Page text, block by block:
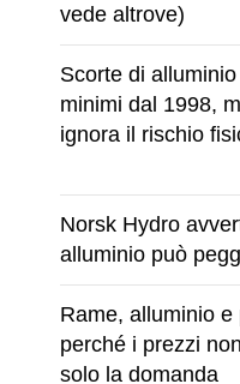
vede altrove)
Scorte di
minimi dal 1998,
ignora il rischio
Norsk Hydro
alluminio può
Rame, alluminio e
perché i prezzi
solo la domanda